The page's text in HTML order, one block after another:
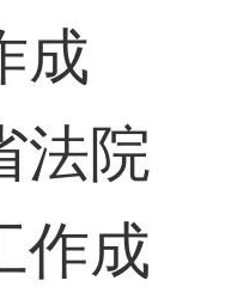
成
法院
作成